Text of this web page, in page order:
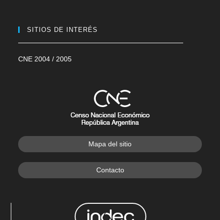
SITIOS DE INTERÉS
CNE 2004 / 2005
Mapa del sitio
Contacto